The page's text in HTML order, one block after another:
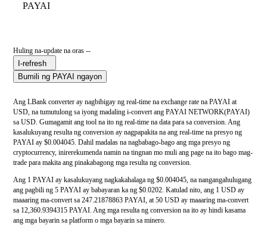
PAYAI
Huling na-update na oras --
I-refresh
Bumili ng PAYAI ngayon
Ang LBank converter ay nagbibigay ng real-time na exchange rate na PAYAI at
USD, na tumutulong sa iyong madaling i-convert ang PAYAI NETWORK(PAYAI)
sa USD. Gumagamit ang tool na ito ng real-time na data para sa conversion. Ang
kasalukuyang resulta ng conversion ay nagpapakita na ang real-time na presyo ng
PAYAI ay $0.004045. Dahil madalas na nagbabago-bago ang mga presyo ng
cryptocurrency, inirerekumenda namin na tingnan mo muli ang page na ito bago mag-
trade para makita ang pinakabagong mga resulta ng conversion.
Ang 1 PAYAI ay kasalukuyang nagkakahalaga ng $0.004045, na nangangahulugang
ang pagbili ng 5 PAYAI ay babayaran ka ng $0.0202. Katulad nito, ang 1 USD ay
maaaring ma-convert sa 247.21878863 PAYAI, at 50 USD ay maaaring ma-convert
sa 12,360.9394315 PAYAI. Ang mga resulta ng conversion na ito ay hindi kasama
ang mga bayarin sa platform o mga bayarin sa minero.